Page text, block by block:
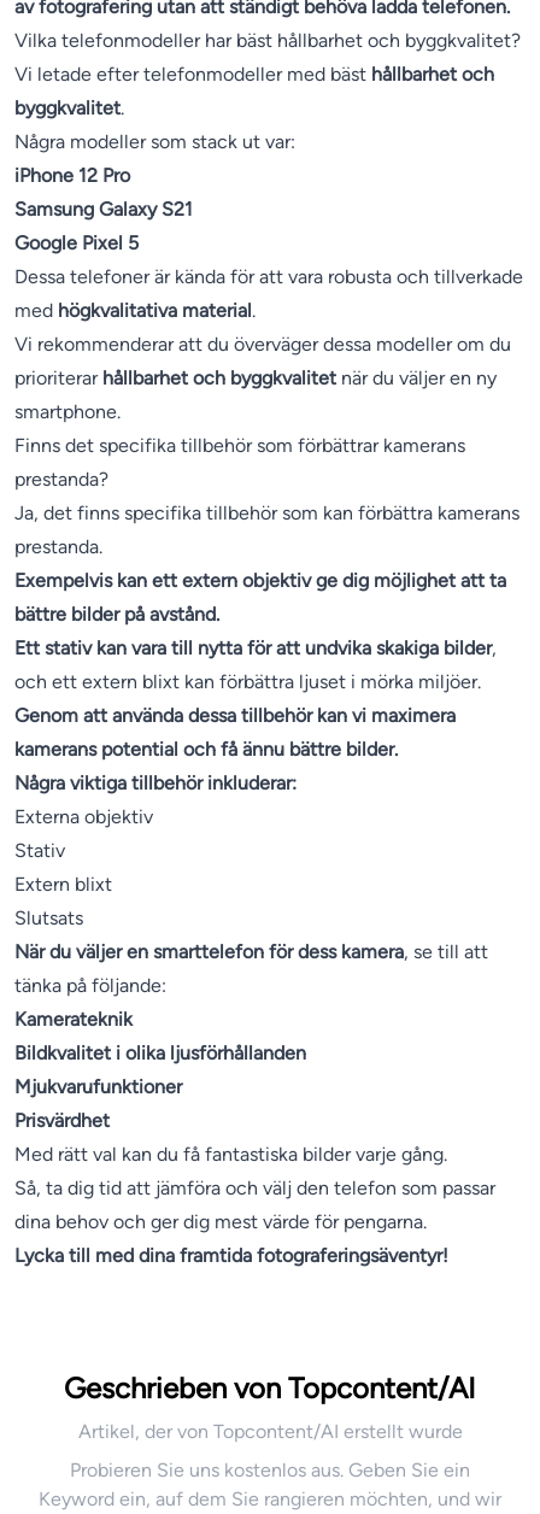
av fotografering utan att ständigt behöva ladda telefonen.
Vilka telefonmodeller har bäst hållbarhet och byggkvalitet?
Vi letade efter telefonmodeller med bäst hållbarhet och
byggkvalitet.
Några modeller som stack ut var:
iPhone 12 Pro
Samsung Galaxy S21
Google Pixel 5
Dessa telefoner är kända för att vara robusta och tillverkade
med högkvalitativa material.
Vi rekommenderar att du överväger dessa modeller om du
prioriterar hållbarhet och byggkvalitetnär du väljer en ny
smartphone.
Finns det specifika tillbehör som förbättrar kamerans
prestanda?
Ja, det finns specifika tillbehör som kan förbättra kamerans
prestanda.
Exempelvis kan ett extern objektiv ge dig möjlighet att ta
bättre bilder på avstånd.
Ett stativ kan vara till nytta för att undvika skakiga bilder,
och ett extern blixt kan förbättra ljuset i mörka miljöer.
Genom att använda dessa tillbehör kan vi maximera
kamerans potential och få ännu bättre bilder.
Några viktiga tillbehör inkluderar:
Externa objektiv
Stativ
Extern blixt
Slutsats
När du väljer en smarttelefon för dess kamera, se till att
tänka på följande:
Kamerateknik
Bildkvalitet i olika ljusförhållanden
Mjukvarufunktioner
Prisvärdhet
Med rätt val kan du få fantastiska bilder varje gång.
Så, ta dig tid att jämföra och välj den telefon som passar
dina behov och ger dig mest värde för pengarna.
Lycka till med dina framtida fotograferingsäventyr!
Geschrieben von Topcontent/AI
Artikel, der von Topcontent/AI erstellt wurde
Probieren Sie uns kostenlos aus. Geben Sie ein
Keyword ein, auf dem Sie rangieren möchten, und wir